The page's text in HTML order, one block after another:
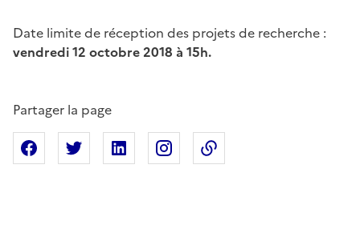
Date limite de réception des projets de recherche :
vendredi 12 octobre 2018 à 15h.
Partager la page
Partager sur Facebook
Partager sur XPartager sur Linkedin
Partager sur Instagram